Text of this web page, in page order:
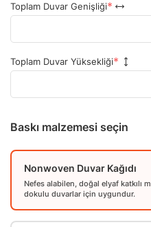
Toplam Duvar Genişliği
Toplam Duvar Yüksekliği
Baskı malzemesi seçin
Nonwoven Duvar Kağıdı
Nefes alabilen, doğal elyaf katkılı
dokulu duvarlar için uygundur.